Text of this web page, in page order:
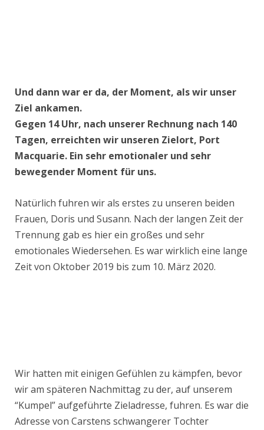
Und dann war er da, der Moment, als wir unser
Ziel ankamen.
Gegen 14 Uhr, nach unserer Rechnung nach 140
Tagen, erreichten wir unseren Zielort, Port
Macquarie. Ein sehr emotionaler und sehr
bewegender Moment für uns.
Natürlich fuhren wir als erstes zu unseren beiden
Frauen, Doris und Susann. Nach der langen Zeit der
Trennung gab es hier ein großes und sehr
emotionales Wiedersehen. Es war wirklich eine lange
Zeit von Oktober 2019 bis zum 10. März 2020.
Wir hatten mit einigen Gefühlen zu kämpfen, bevor
wir am späteren Nachmittag zu der, auf unserem
“Kumpel” aufgeführte Zieladresse, fuhren. Es war die
Adresse von Carstens schwangerer Tochter